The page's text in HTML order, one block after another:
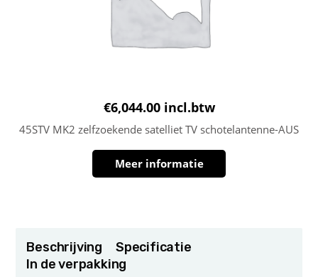
€6,044.00 incl.btw
45STV MK2 zelfzoekende satelliet TV schotelantenne-AUS
Meer informatie
Beschrijving
Specificatie
In de verpakking